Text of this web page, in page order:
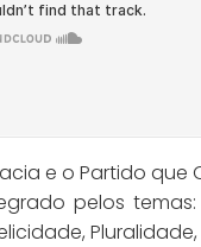
e o Partido
pelos temas: